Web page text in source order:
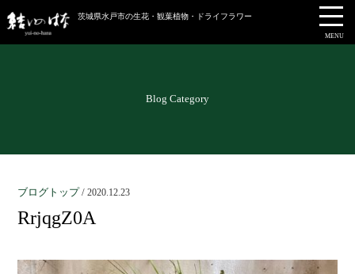
茨城県水戸市の生花・観葉植物・ドライフラワー
MENU
Blog Category
ブログトップ /2020.12.23
RrjqgZ0A